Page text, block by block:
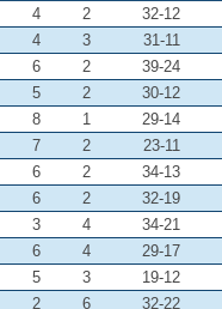
4 2
32-12
4 3
31-11
6 2
39-24
5 2
30-12
8 1
29-14
7 2
23-11
6 2
34-13
6 2
32-19
3 4
34-21
6 4
29-17
5 3
19-12
2 6
32-22